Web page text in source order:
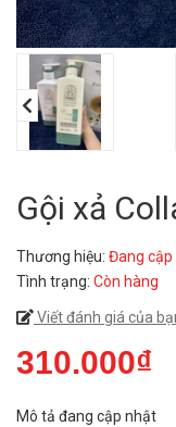
Gội xả
Thương hiệu: Đang
Tình trạng: Còn hàng
Viết đánh giá của
310.000₫
Mô tả đang cập nhật